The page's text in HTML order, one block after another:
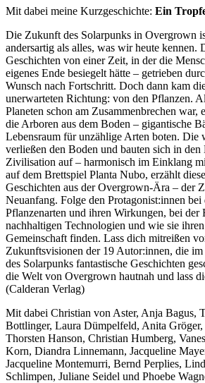
Mit dabei meine Kurzgeschichte: Ein
Die Zukunft des Solarpunks in Overgrown
andersartig als alles, was wir heute kennen.
Geschichten von einer Zeit, in der die
eigenes Ende besiegelt hätte – getrieben
Wunsch nach Fortschritt. Doch dann kam
unerwarteten Richtung: von den Pflanzen.
Planeten schon am Zusammenbrechen war,
die Arboren aus dem Boden – gigantische
Lebensraum für unzählige Arten boten. Die
verließen den Boden und bauten sich in den
Zivilisation auf – harmonisch im Einklang
auf dem Brettspiel Planta Nubo, erzählt
Geschichten aus der Overgrown-Ära – der
Neuanfang. Folge den Protagonist:innen
Pflanzenarten und ihren Wirkungen, bei der
nachhaltigen Technologien und wie sie
Gemeinschaft finden. Lass dich mitreißen
Zukunftsvisionen der 19 Autor:innen, die im
des Solarpunks fantastische Geschichten
die Welt von Overgrown hautnah und lass
(Calderan Verlag)
Mit dabei Christian von Aster, Anja Bagus,
Bottlinger, Laura Dümpelfeld, Anita Gröger,
Thorsten Hanson, Christian Humberg,
Korn, Diandra Linnemann, Jacqueline
Jacqueline Montemurri, Bernd Perplies,
Schlimpen, Juliane Seidel und Phoebe